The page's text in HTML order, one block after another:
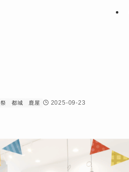
祭 都城 鹿屋 2025-09-23